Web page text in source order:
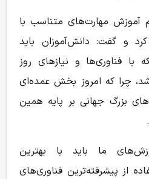
آموزش مهارت‌های متناسب با
و گفت: دانش‌آموزان باید
با فناوری‌ها و نیازهای روز
چرا که امروز بخش عمده‌ای
بزرگ جهانی بر پایه همین
ما باید با بهترین
از پیشرفته‌ترین فناوری‌های